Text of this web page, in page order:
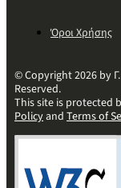
Όροι Χρήσης
© Copyright 2026 by
Reserved.
This site is protected
Policyand Terms of